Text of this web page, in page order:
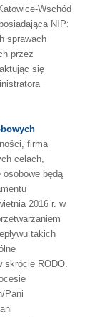
Wschód
NIP:
sprawach
przez
się
firma
celach,
osobowe będą
2016 r. w
takich
skrócie RODO.
Pani